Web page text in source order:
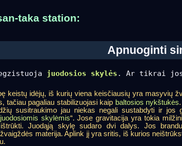
taka station:
Apnuoginti
juodosios skylės . Ar tikrai jos
keistų idėjų, iš kurių viena keisčiausių yra masyvių
tačiau pagaliau stabilizuojasi kaip baltosios nykštukės
susitraukimo jau niekas negali sustabdyti ir jos
juodosiomis skylėmis“. Jose gravitacija yra tokia
Juodąją skylę sudaro dvi dalys. Jos
materija. Aplink jį yra sritis, iš kurios